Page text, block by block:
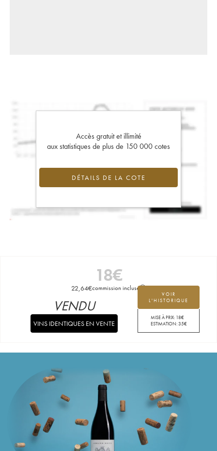
Accès gratuit et illimité
aux statistiques de plus de 150 000 cotes
DÉTAILS DE LA COTE
18€
22,64€commission incluse
VOIR
L'HISTORIQUE
MISE À PRIX: 18€
ESTIMATION:35€
VENDU
VINS IDENTIQUES EN VENTE